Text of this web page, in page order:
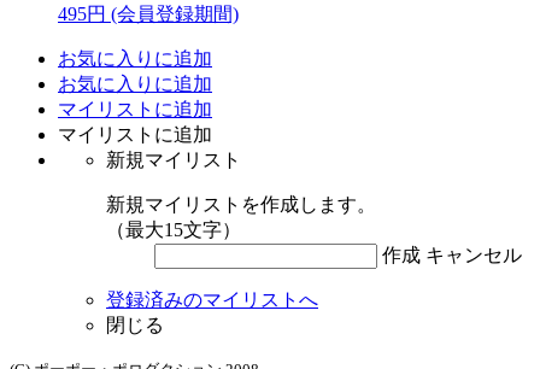
495円 (会員登録期間)
お気に入りに追加
お気に入りに追加
マイリストに追加
マイリストに追加
新規マイリスト
新規マイリストを作成します。
（最大15文字）
作成 キャンセル
登録済みのマイリストへ
閉じる